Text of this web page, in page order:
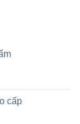
cấp